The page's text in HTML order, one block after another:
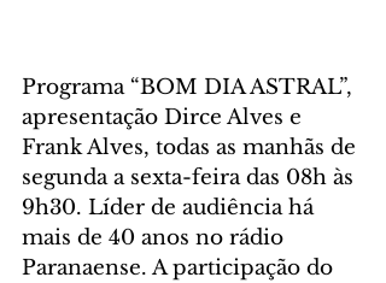
Programa “BOM DIA ASTRAL”,
apresentação Dirce Alves e
Frank Alves, todas as manhãs de
segunda a sexta-feira das 08h às
9h30. Líder de audiência há
mais de 40 anos no rádio
Paranaense. A participação do